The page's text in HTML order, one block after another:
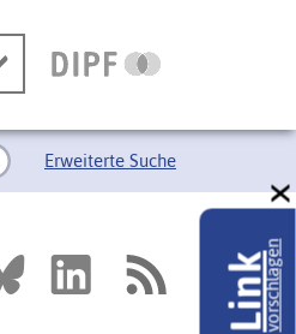
Erweiterte Suche
Linkvorschlagen